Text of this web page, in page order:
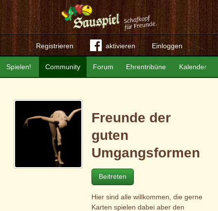
Registrieren aktivieren Einloggen
Community Forum Ehrentribüne Kalender
Spielen!
Freunde der
guten
Umgangsformen
Beitreten
Hier sind alle willkommen, die gerne
Karten spielen dabei aber den